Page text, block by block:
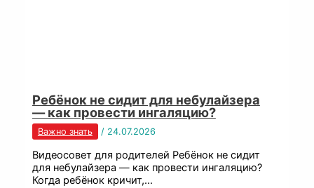
Ребёнок не сидит для небулайзера
— как провести ингаляцию?
Важно знать / 24.07.2026
Видеосовет для родителей Ребёнок не сидит
для небулайзера — как провести ингаляцию?
Когда ребёнок кричит,…